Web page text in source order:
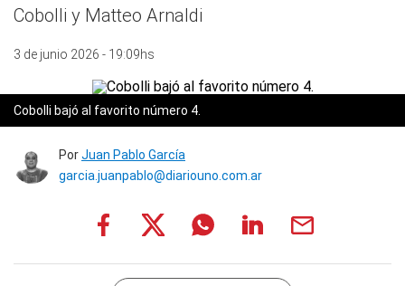
Cobolli y Matteo Arnaldi
3 de junio 2026 - 19:09hs
Cobolli bajó al favorito número 4.
PorJuan Pablo García
garcia.juanpablo@diariouno.com.ar